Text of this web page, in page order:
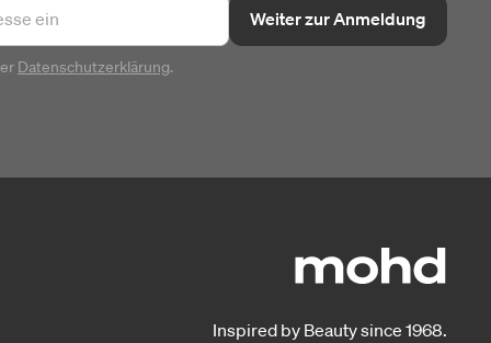
Weiter zur Anmeldung
Datenschutzerklärung.
Inspired by Beauty since 1968.